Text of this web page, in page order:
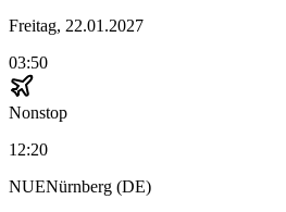
Freitag, 22.01.2027
03:50
Nonstop
12:20
NUENürnberg (DE)